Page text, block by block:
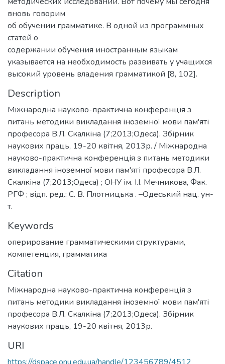
вновь говорим
об обучении грамматике. В одной из программных
статей о
содержании обучения иностранным языкам
указывается на необходимость развивать у учащихся
высокий уровень владения грамматикой [8, 102].
Description
Міжнародна науково-практична конференція з
питань методики викладання іноземної мови пам'яті
професора В.Л. Скалкіна (7;2013;Одеса). Збірник
наукових праць, 19-20 квітня, 2013р. / Міжнародна
науково-практична конференція з питань методики
викладання іноземної мови пам'яті професора В.Л.
Скалкіна (7;2013;Одеса) ; ОНУ ім. І.І. Мечникова, Фак.
РГФ ; відп. ред.: С. В. Плотницька . –Одеський нац. ун-
т.
Keywords
оперирование грамматическими структурами,
компетенция, грамматика
Citation
Міжнародна науково-практична конференція з
питань методики викладання іноземної мови пам'яті
професора В.Л. Скалкіна (7;2013;Одеса). Збірник
наукових праць, 19-20 квітня, 2013р.
URI